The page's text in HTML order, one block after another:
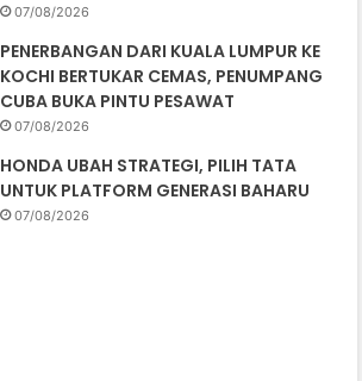
07/08/2026
PENERBANGAN DARI KUALA LUMPUR KE
KOCHI BERTUKAR CEMAS, PENUMPANG
CUBA BUKA PINTU PESAWAT
07/08/2026
HONDA UBAH STRATEGI, PILIH TATA
UNTUK PLATFORM GENERASI BAHARU
07/08/2026